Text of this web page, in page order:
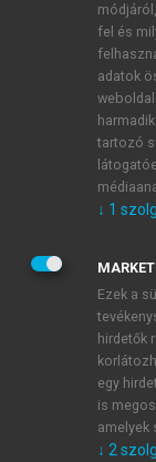
ÚJ FIÓK
1 óra
E-MAIL-CÍM
JELSZÓ
JELSZÓ ÚJRA
Kérek
Kérek
fel és
adatok
tartozó
↓ 1
Ezek a
hirdetők
egy
is
amelyek
↓ 2